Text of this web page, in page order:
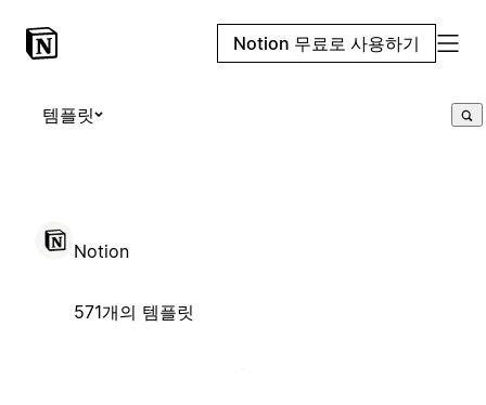
Notion 무료로 사용하기
템플릿
Notion
571개의 템플릿